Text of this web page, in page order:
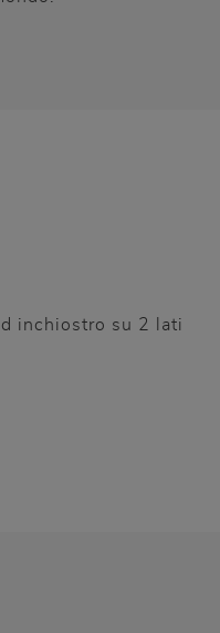
inchiostro su 2 lati